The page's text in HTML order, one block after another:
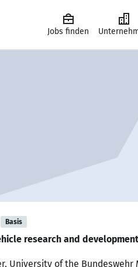
Jobs finden
Basis
research and development
University of the Bundeswehr